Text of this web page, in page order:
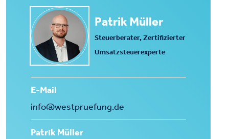
Patrik Müller
Steuerberater, Zertifizierter
Umsatzsteuerexperte
E-Mail
info@westpruefung.de
Patrik Müller